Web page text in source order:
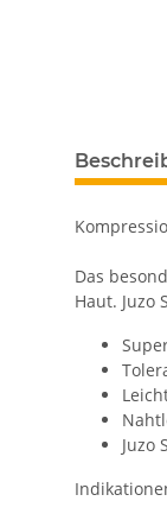
Das
Haut. Juzo
Juzo